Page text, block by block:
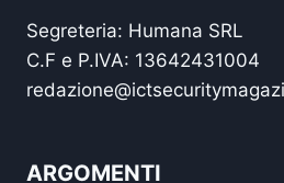
Segreteria: Humana SRL
C.F e P.IVA: 13642431004
ARGOMENTI